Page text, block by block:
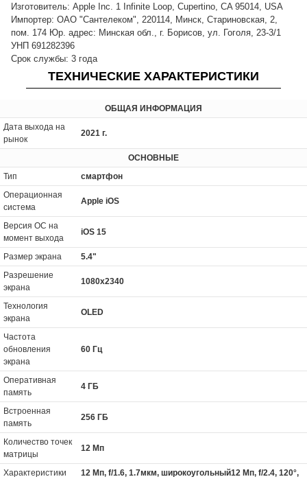
Изготовитель: Apple Inc. 1 Infinite Loop, Cupertino, CA 95014, USA
Импортер: ОАО "Сантелеком", 220114, Минск, Стариновская, 2,
пом. 174 Юр. адрес: Минская обл., г. Борисов, ул. Гоголя, 23-3/1
УНП 691282396
Срок службы: 3 года
ТЕХНИЧЕСКИЕ ХАРАКТЕРИСТИКИ
ОБЩАЯ ИНФОРМАЦИЯ
Дата выхода на
рынок
2021 г.
ОСНОВНЫЕ
Тип
смартфон
Операционная
система
Apple iOS
Версия ОС на
момент выхода
iOS 15
Размер экрана
5.4"
Разрешение
экрана
1080x2340
Технология
экрана
OLED
Частота
обновления
экрана
60 Гц
Оперативная
память
4 ГБ
Встроенная
память
256 ГБ
Количество точек
матрицы
12 Мп
Характеристики
12 Мп, f/1.6, 1.7мкм, широкоугольный12 Мп, f/2.4, 120°,